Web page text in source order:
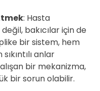
: Hasta
bakıcılar için de
bir sistem, hem
anlar
bir mekanizma,
bir sorun olabilir.